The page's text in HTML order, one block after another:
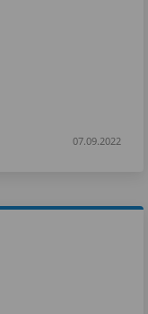
07.09.2022